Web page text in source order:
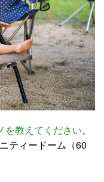
教えてください。
ティードーム（60